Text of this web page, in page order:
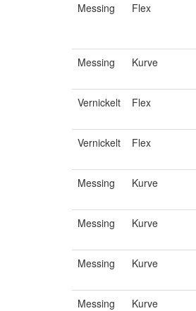
Messing Flex
Messing Kurve
Vernickelt Flex
Vernickelt Flex
Messing Kurve
Messing
Kurve
Messing Kurve
Messing Kurve